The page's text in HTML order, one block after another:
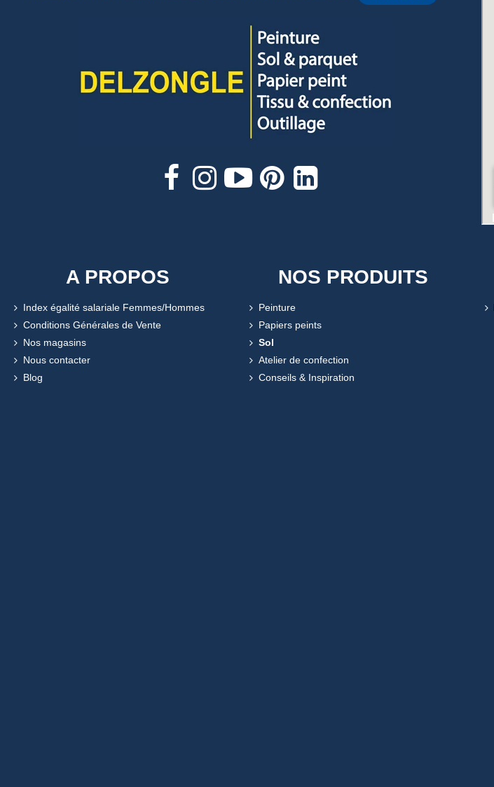
A PROPOS
Index égalité salariale Femmes/Hommes
Conditions Générales de Vente
Nos magasins
Nous contacter
Blog
NOS PRODUITS
Peinture
Papiers peints
Sol
Atelier de confection
Conseils & Inspiration